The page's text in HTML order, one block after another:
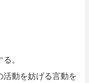
。
動を妨げる言動を